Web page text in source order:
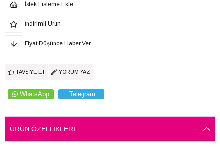
İstek Listeme Ekle
İndirimli Ürün
Fiyat Düşünce Haber Ver
TAVSIYE ET YORUM YAZ
WhatsApp Telegram
ÜRÜN ÖZELLIKLERI